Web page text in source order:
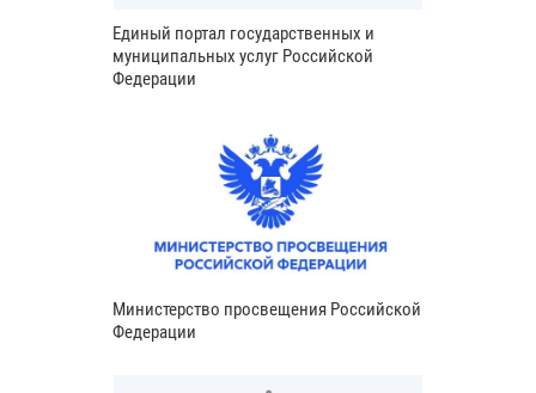
Единый портал государственных и
муниципальных услуг Российской
Федерации
Министерство просвещения Российской
Федерации